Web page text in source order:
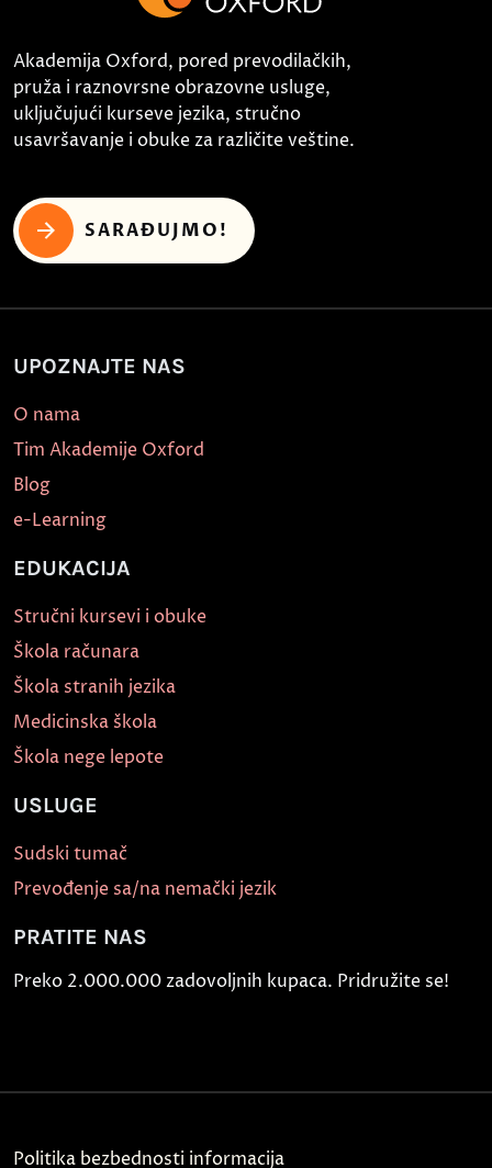
Akademija Oxford, pored prevodilačkih,
pruža i raznovrsne obrazovne usluge,
uključujući kurseve jezika, stručno
usavršavanje i obuke za različite veštine.
SARAĐUJMO!
UPOZNAJTE NAS
O nama
Tim Akademije Oxford
Blog
e-Learning
EDUKACIJA
Stručni kursevi i obuke
Škola računara
Škola stranih jezika
Medicinska škola
Škola nege lepote
USLUGE
Sudski tumač
Prevođenje sa/na nemački jezik
PRATITE NAS
Preko 2.000.000 zadovoljnih kupaca. Pridružite se!
Politika bezbednosti informacija